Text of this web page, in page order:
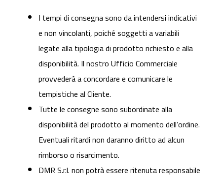
I tempi di consegna sono da intendersi indicativi
e non vincolanti, poiché soggetti a variabili
legate alla tipologia di prodotto richiesto e alla
disponibilità. Il nostro Ufficio Commerciale
provvederà a concordare e comunicare le
tempistiche al Cliente.
Tutte le consegne sono subordinate alla
disponibilità del prodotto al momento dell’ordine.
Eventuali ritardi non daranno diritto ad alcun
rimborso o risarcimento.
DMR S.r.l. non potrà essere ritenuta responsabile